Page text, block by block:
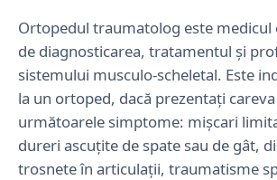
Ortopedul traumatolog este medicul
de diagnosticarea, tratamentul și
sistemului musculo-scheletal. Este
la un ortoped, dacă prezentați
următoarele simptome: mișcari
dureri ascuțite de spate sau de gât,
trosnete în articulații, traumatisme